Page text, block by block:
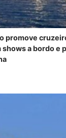
promove
shows a bordo e